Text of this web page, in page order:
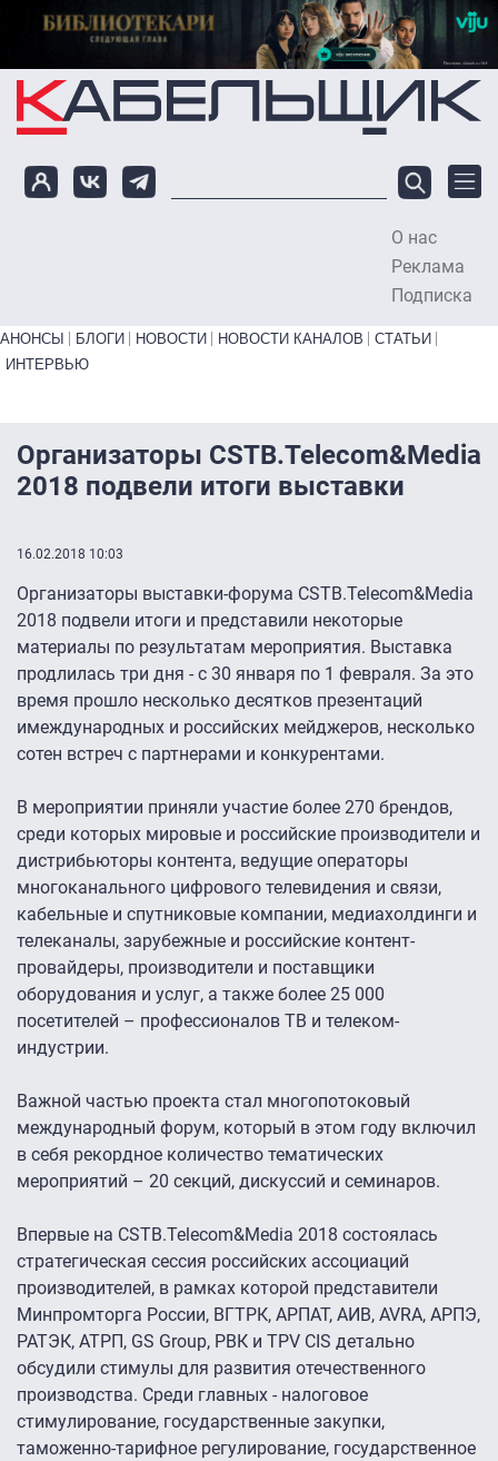
Перейти к основному содержанию
О нас
Реклама
Подписка
Primary links bottom
АНОНСЫ БЛОГИ НОВОСТИ НОВОСТИ КАНАЛОВ
СТАТЬИ
ИНТЕРВЬЮ
Организаторы CSTB.Telecom&Media
2018 подвели итоги выставки
16.02.2018 10:03
Организаторы выставки-форума CSTB.Telecom&Media
2018 подвели итоги и представили некоторые
материалы по результатам мероприятия. Выставка
продлилась три дня - с 30 января по 1 февраля. За это
время прошло несколько десятков презентаций
имеждународных и российских мейджеров, несколько
сотен встреч с партнерами и конкурентами.
В мероприятии приняли участие более 270 брендов,
среди которых мировые и российские производители и
дистрибьюторы контента, ведущие операторы
многоканального цифрового телевидения и связи,
кабельные и спутниковые компании, медиахолдинги и
телеканалы, зарубежные и российские контент-
провайдеры, производители и поставщики
оборудования и услуг, а также более 25 000
посетителей – профессионалов ТВ и телеком-
индустрии.
Важной частью проекта стал многопотоковый
международный форум, который в этом году включил
в себя рекордное количество тематических
мероприятий – 20 секций, дискуссий и семинаров.
Впервые на CSTB.Telecom&Media 2018 состоялась
стратегическая сессия российских ассоциаций
производителей, в рамках которой представители
Минпромторга России, ВГТРК, АРПАТ, АИВ, AVRA, АРПЭ,
РАТЭК, АТРП, GS Group, РВК и TPV CIS детально
обсудили стимулы для развития отечественного
производства. Среди главных - налоговое
стимулирование, государственные закупки,
таможенно-тарифное регулирование, государственное